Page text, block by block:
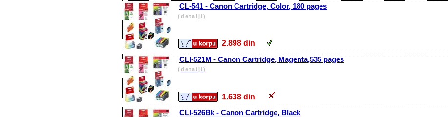
CL-541 - Canon Cartridge, Color, 180 pages
(detalji)
2.898 din
CLI-521M - Canon Cartridge, Magenta,535 pages
(detalji)
1.638 din
CLI-526Bk - Canon Cartridge, Black